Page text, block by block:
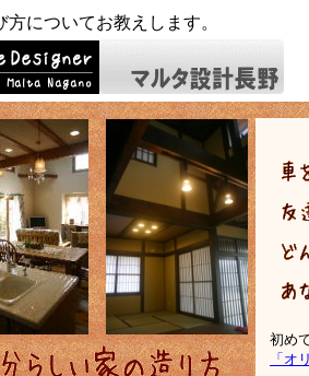
方についてお教えします。
初め
「オ